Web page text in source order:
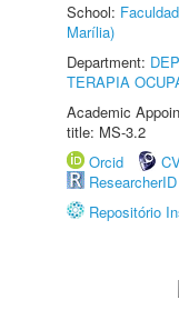
School:
Marília)
Department:
TERAPIA
Academic
title: MS-3.2
Orcid
ResearcherID
Repositório